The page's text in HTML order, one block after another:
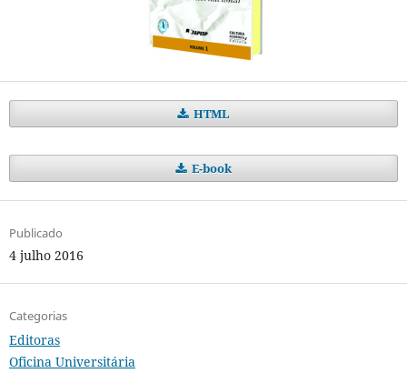
HTML
E-book
Publicado
4 julho 2016
Categorias
Editoras
Oficina Universitária